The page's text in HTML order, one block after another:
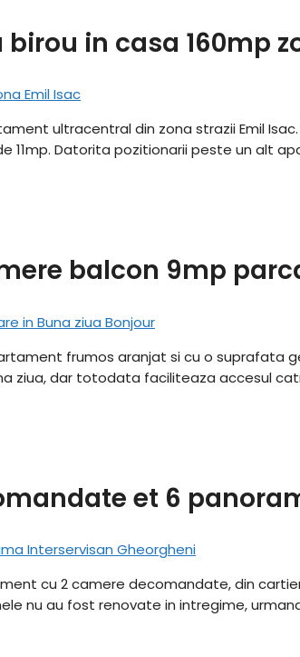
in casa 160mp
ultracentral din zona strazii Emil
11mp. Datorita pozitionarii peste un alt
balcon 9mp
frumos aranjat si cu o suprafata
ziua, dar totodata faciliteaza accesul
et 6
cu 2 camere decomandate, din
nu au fost renovate in intregime,